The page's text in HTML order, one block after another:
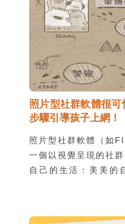
概念與技能，適切的
照片型社群軟體很
步驟引導孩子上網！
照片型社群軟體（如
一個以視覺呈現的社
自己的生活：美美的
又感覺不夠熟悉照片